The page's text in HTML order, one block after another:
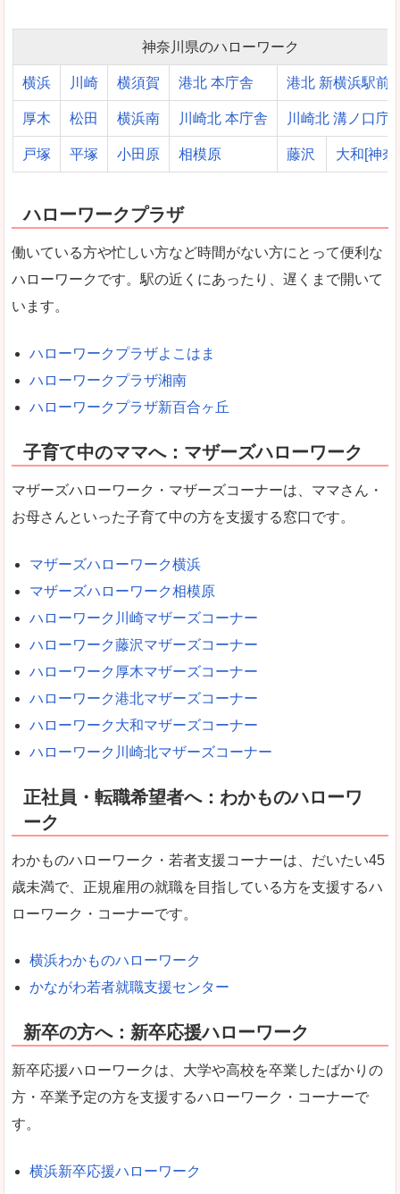
神奈川県のハローワーク
横浜 川崎 横須賀 港北 本庁舎 港北 新横浜駅前
厚木 松田 横浜南 川崎北 本庁舎 川崎北 溝ノ口庁
戸塚 平塚 小田原 相模原 藤沢 大和[神奈
ハローワークプラザ
働いている方や忙しい方など時間がない方にとって便利な
ハローワークです。駅の近くにあったり、遅くまで開いて
います。
ハローワークプラザよこはま
ハローワークプラザ湘南
ハローワークプラザ新百合ヶ丘
子育て中のママへ：マザーズハローワーク
マザーズハローワーク・マザーズコーナーは、ママさん・
お母さんといった子育て中の方を支援する窓口です。
マザーズハローワーク横浜
マザーズハローワーク相模原
ハローワーク川崎マザーズコーナー
ハローワーク藤沢マザーズコーナー
ハローワーク厚木マザーズコーナー
ハローワーク港北マザーズコーナー
ハローワーク大和マザーズコーナー
ハローワーク川崎北マザーズコーナー
正社員・転職希望者へ：わかものハローワ
ーク
わかものハローワーク・若者支援コーナーは、だいたい45
歳未満で、正規雇用の就職を目指している方を支援するハ
ローワーク・コーナーです。
横浜わかものハローワーク
かながわ若者就職支援センター
新卒の方へ：新卒応援ハローワーク
新卒応援ハローワークは、大学や高校を卒業したばかりの
方・卒業予定の方を支援するハローワーク・コーナーで
す。
横浜新卒応援ハローワーク